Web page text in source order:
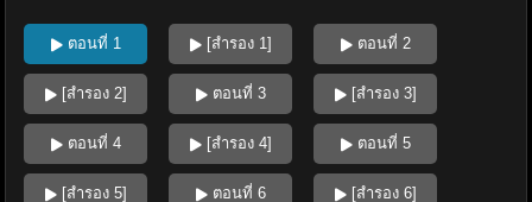
ตอนที่ 1 [สำรอง 1] ตอนที่ 2
[สำรอง 2] ตอนที่ 3 [สำรอง 3]
ตอนที่ 4 [สำรอง 4] ตอนที่ 5
[สำรอง 5] ตอนที่ 6 [สำรอง 6]